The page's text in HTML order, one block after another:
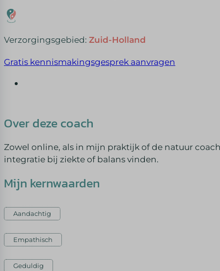
Verzorgingsgebied: Zuid-Holland
Gratis kennismakingsgesprek aanvragen
Over deze coach
Zowel online, als in mijn praktijk of de natuur
integratie bij ziekte of balans vinden.
Mijn kernwaarden
Aandachtig
Empathisch
Geduldig